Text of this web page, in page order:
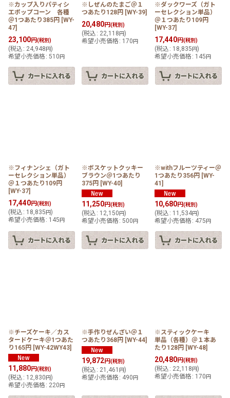
※カップ入りパティシ
エポップコーン 各種
＠1つあたり385円 [WY-
47]
23,100円(税別)
(税込 : 24,948 円)
希望小売価格 : 510 円
※しぜんのたまご＠１
つあたり128円 [WY-39]
20,480円(税別)
(税込 : 22,118 円)
希望小売価格 : 170 円
※ダックワーズ（ガト
ーセレクション単品）
＠１つあたり109円
[WY-37]
17,440円(税別)
(税込 : 18,835円)
希望小売価格 : 145円
※フィナンシェ（ガト
ーセレクション単品）
＠１つあたり109円
[WY-37]
17,440円(税別)
(税込 : 18,835 円)
希望小売価格 : 145 円
※ボスケットクッキー
ブラウン＠1つあたり
375円 [WY-40]
11,250円(税別)
(税込 : 12,150 円)
希望小売価格 : 500 円
※withフルーツティー＠
1つあたり356円 [WY-
41]
10,680円(税別)
(税込 : 11,534円)
希望小売価格 : 475円
※チーズケーキ／カス
タードケーキ＠1つあた
り165円 [WY-42WY43]
11,880円(税別)
(税込 : 12,830 円)
希望小売価格 : 220 円
※手作りぜんざい＠１
つあたり368円 [WY-44]
19,872円(税別)
(税込 : 21,461 円)
希望小売価格 : 490 円
※スティックケーキ
単品（各種）＠１本あ
たり128円 [WY-48]
20,480円(税別)
(税込 : 22,118円)
希望小売価格 : 170円